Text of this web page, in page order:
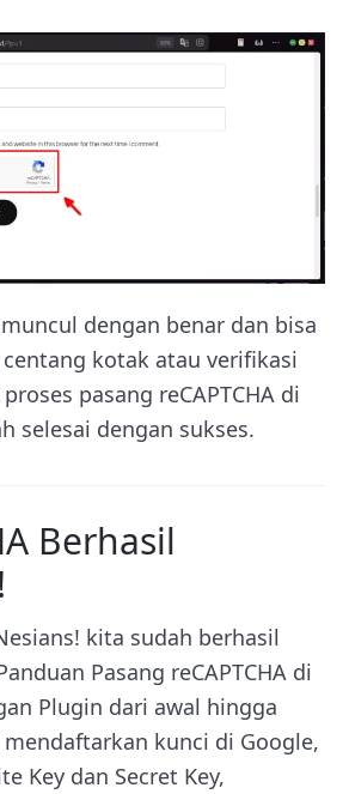
muncul dengan benar dan bisa
kotak atau verifikasi
pasang reCAPTCHA di
selesai dengan sukses.
Berhasil
kita sudah berhasil
Pasang reCAPTCHA di
Plugin dari awal hingga
kunci di Google,
Key dan Secret Key,